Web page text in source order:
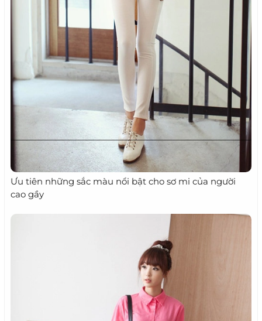
Ưu tiên những sắc màu nổi bật cho sơ mi của người
cao gầy